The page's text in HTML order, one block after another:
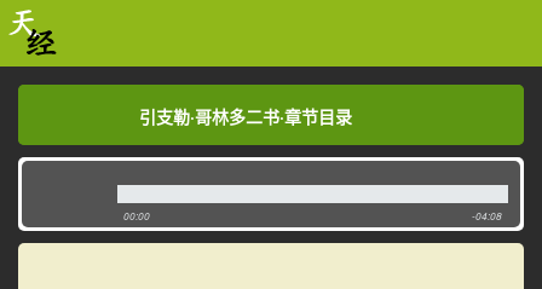
引支勒·哥林多二书·章节目录
引支勒·哥林多二书·章节目录
00:00 -04:08